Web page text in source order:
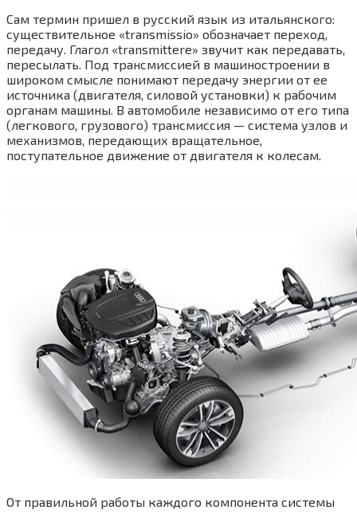
Сам термин пришел в русский язык из итальянского:
существительное «transmissio» обозначает переход,
передачу. Глагол «transmittere» звучит как передавать,
пересылать. Под трансмиссией в машиностроении в
широком смысле понимают передачу энергии от ее
источника (двигателя, силовой установки) к рабочим
органам машины. В автомобиле независимо от его типа
(легкового, грузового) трансмиссия — система узлов и
механизмов, передающих вращательное,
поступательное движение от двигателя к колесам.
От правильной работы каждого компонента системы